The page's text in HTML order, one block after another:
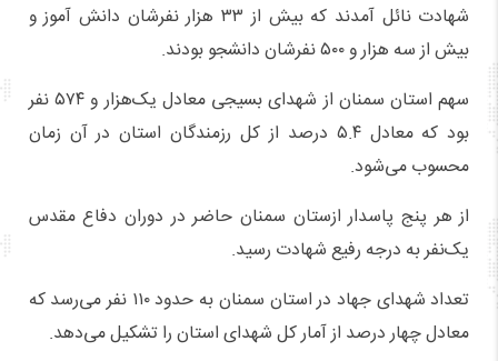
شهادت نائل آمدند که بیش از ۳۳ هزار نفرشان دانش آموز و
بیش از سه هزار و ۵۰۰ نفرشان دانشجو بودند.
سهم استان سمنان از شهدای بسیجی معادل یک‌هزار و ۵۷۴ نفر
بود که معادل ۵.۴ درصد از کل رزمندگان استان در آن زمان
محسوب می‌شود.
از هر پنج پاسدار ازستان سمنان حاضر در دوران دفاع مقدس
یک‌نفر به درجه رفیع شهادت رسید.
تعداد شهدای جهاد در استان سمنان به حدود ۱۱۰ نفر می‌رسد که
معادل چهار درصد از آمار کل شهدای استان را تشکیل می‌دهد.